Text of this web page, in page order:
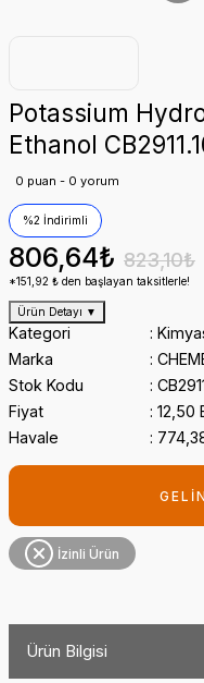
Potassium
Ethanol
0 puan - 0 yorum
%2 İndirimli
806,64₺ 823,10₺
*151,92 ₺ den başlayan taksitlerle!
Ürün Detayı ▼
Kategori
Marka
Stok Kodu
Fiyat
12,50
Havale
İzinli Ürün
Ürün Bilgisi